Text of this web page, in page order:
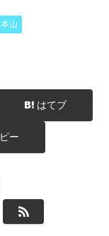
山
はてブ
ー